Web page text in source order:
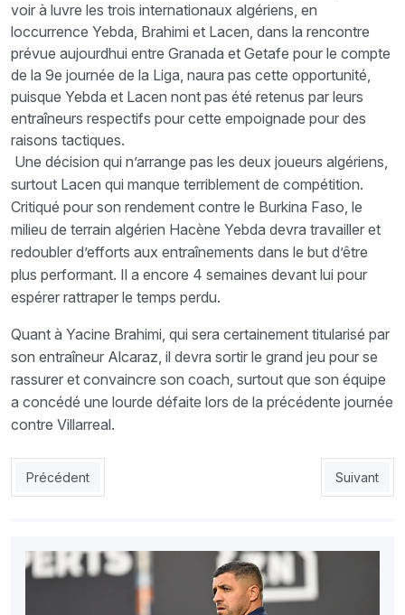
voir à luvre les trois internationaux algériens, en
loccurrence Yebda, Brahimi et Lacen, dans la rencontre
prévue aujourdhui entre Granada et Getafe pour le compte
de la 9e journée de la Liga, naura pas cette opportunité,
puisque Yebda et Lacen nont pas été retenus par leurs
entraîneurs respectifs pour cette empoignade pour des
raisons tactiques.
Une décision qui n’arrange pas les deux joueurs algériens,
surtout Lacen qui manque terriblement de compétition.
Critiqué pour son rendement contre le Burkina Faso, le
milieu de terrain algérien Hacène Yebda devra travailler et
redoubler d’efforts aux entraînements dans le but d’être
plus performant. Il a encore 4 semaines devant lui pour
espérer rattraper le temps perdu.
Quant à Yacine Brahimi, qui sera certainement titularisé par
son entraîneur Alcaraz, il devra sortir le grand jeu pour se
rassurer et convaincre son coach, surtout que son équipe
a concédé une lourde défaite lors de la précédente journée
contre Villarreal.
Article précédent : EN : Tout baigne pour Kadir à Rennes !
Précédent Article
Suivant